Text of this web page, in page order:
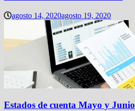
agosto 14, 2020agosto 19, 2020
Estados de cuenta Mayo y Junio